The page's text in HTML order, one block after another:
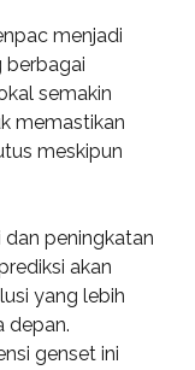
menjadi
berbagai
semakin
memastikan
meskipun
peningkatan
akan
yang lebih
depan.
genset ini